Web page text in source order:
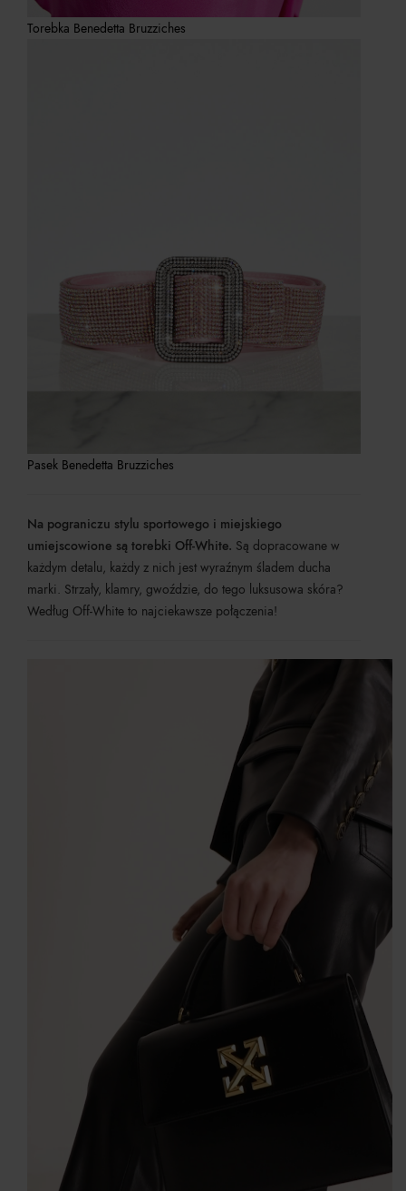
Torebka Benedetta Bruzziches
Pasek Benedetta Bruzziches
Na pograniczu stylu sportowego i miejskiego
umiejscowione są torebki Off-White. Są dopracowane w
każdym detalu, każdy z nich jest wyraźnym śladem ducha
marki. Strzały, klamry, gwoździe, do tego luksusowa skóra?
Według Off-White to najciekawsze połączenia!